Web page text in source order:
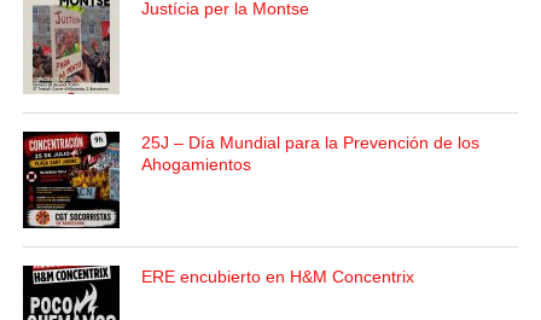
Justícia per la Montse
25J – Día Mundial para la Prevención de los
Ahogamientos
ERE encubierto en H&M Concentrix